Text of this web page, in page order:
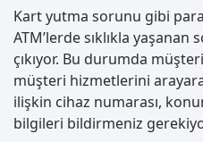
Kart yutma sorunu gibi
ATM’lerde sıklıkla yaşanan
çıkıyor. Bu durumda
müşteri hizmetlerini
ilişkin cihaz numarası,
bilgileri bildirmeniz